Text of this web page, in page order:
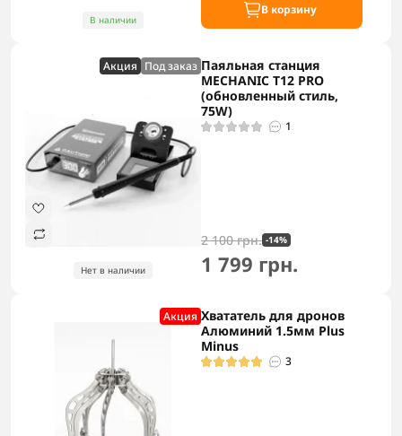
В наличии
В корзину
Акция Под заказ
Нет в наличии
Паяльная станция
MECHANIC T12 PRO
(обновленный стиль,
75W)
1
2 100 грн. -14%
1 799 грн.
Акция Хвататель для дронов
Алюминий 1.5мм Plus
Minus
3